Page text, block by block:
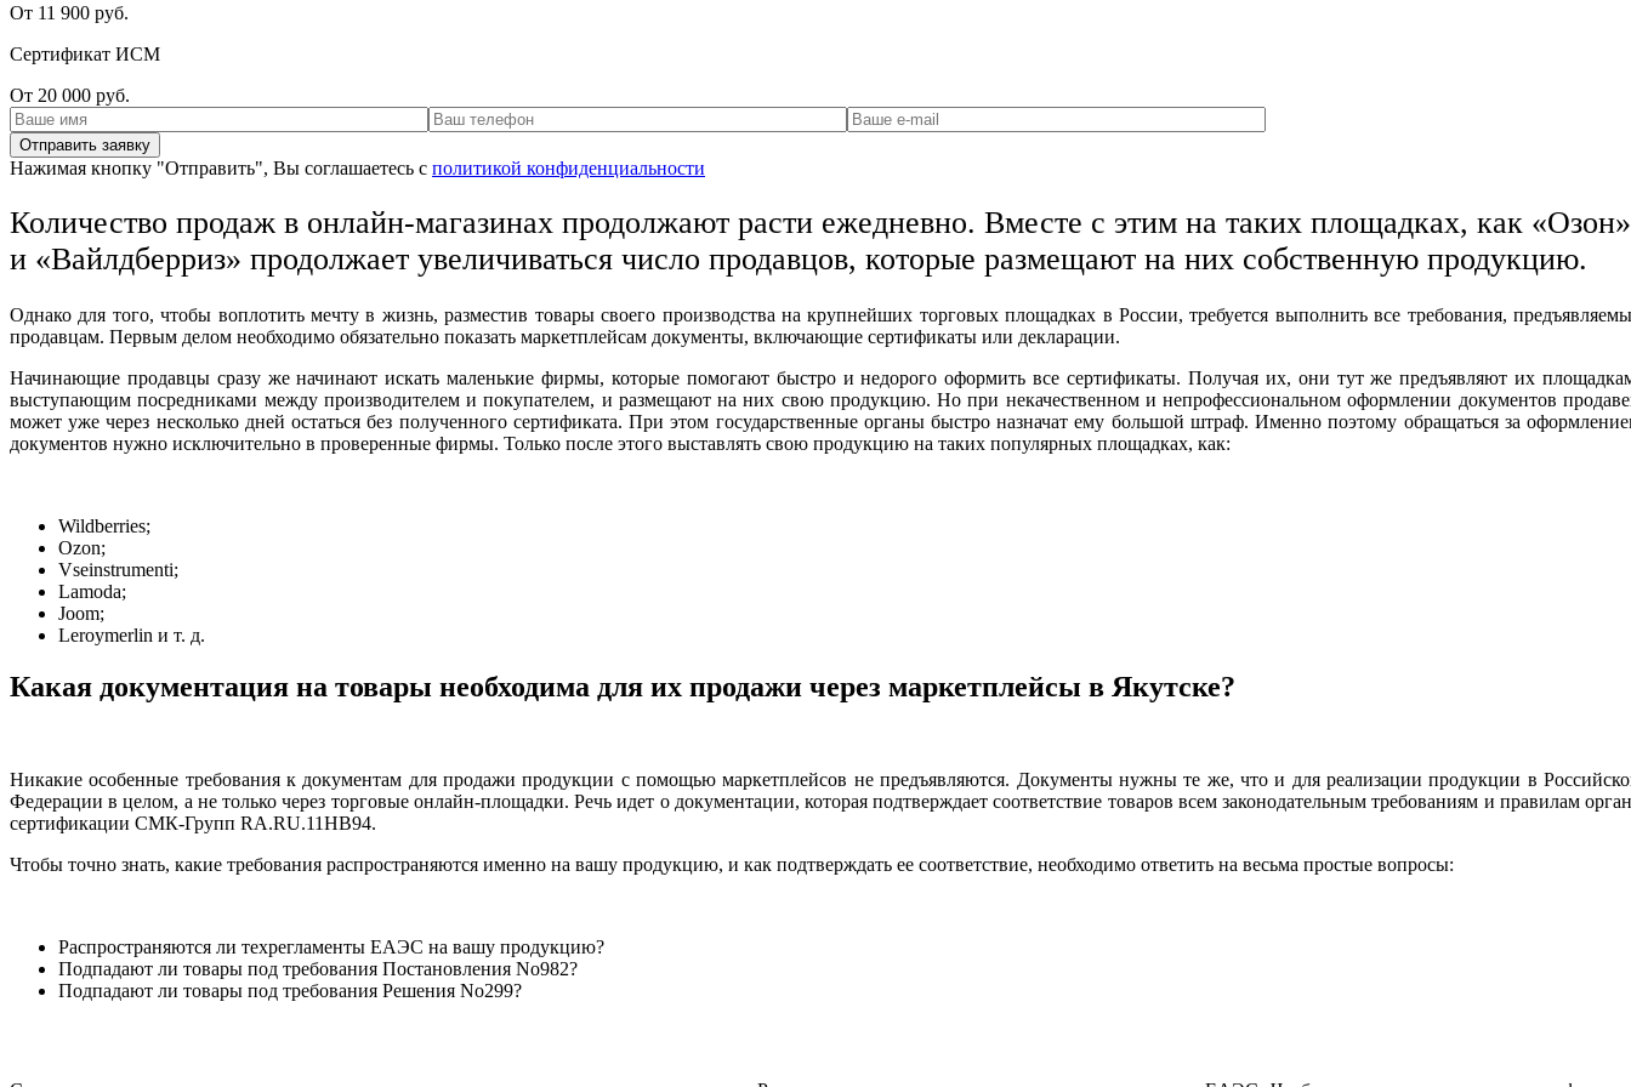
От 11 900 руб.
Сертификат ИСМ
От 20 000 руб.
Нажимая кнопку "Отправить", Вы соглашаетесь с политикой конфиденциальности
Количество продаж в онлайн-магазинах продолжают расти ежедневно. Вместе с этим на таких площадках, как «Озон»
и «Вайлдберриз» продолжает увеличиваться число продавцов, которые размещают на них собственную продукцию.
Однако для того, чтобы воплотить мечту в жизнь, разместив товары своего производства на крупнейших торговых площадках в России, требуется выполнить все требования,
продавцам. Первым делом необходимо обязательно показать маркетплейсам документы, включающие сертификаты или декларации.
Начинающие продавцы сразу же начинают искать маленькие фирмы, которые помогают быстро и недорого оформить все сертификаты. Получая их, они тут же предъявляют их
выступающим посредниками между производителем и покупателем, и размещают на них свою продукцию. Но при некачественном и непрофессиональном оформлении документов
может уже через несколько дней остаться без полученного сертификата. При этом государственные органы быстро назначат ему большой штраф. Именно поэтому обращаться за
документов нужно исключительно в проверенные фирмы. Только после этого выставлять свою продукцию на таких популярных площадках, как:
Wildberries;
Ozon;
Vseinstrumenti;
Lamoda;
Joom;
Leroymerlin и т. д.
Какая документация на товары необходима для их продажи через маркетплейсы в Якутске?
Никакие особенные требования к документам для продажи продукции с помощью маркетплейсов не предъявляются. Документы нужны те же, что и для реализации продукции в
Федерации в целом, а не только через торговые онлайн-площадки. Речь идет о документации, которая подтверждает соответствие товаров всем законодательным требованиям и правилам
сертификации СМК-Групп RA.RU.11НВ94.
Чтобы точно знать, какие требования распространяются именно на вашу продукцию, и как подтверждать ее соответствие, необходимо ответить на весьма простые вопросы:
Распространяются ли техрегламенты ЕАЭС на вашу продукцию?
Подпадают ли товары под требования Постановления No982?
Подпадают ли товары под требования Решения No299?